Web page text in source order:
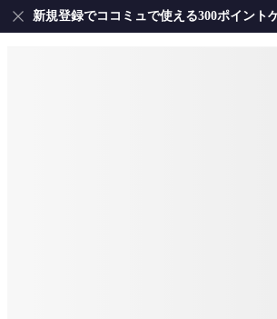
新規登録でココミュで使える300ポイント